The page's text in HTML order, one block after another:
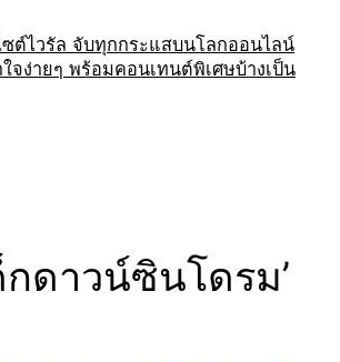
ซต์ไวรัล จับทุกกระแสบนโลกออนไลน์
จง่ายๆ พร้อมคอนเทนต์พิเศษบ้างเป็น
กดาวน์ซินโดรม’